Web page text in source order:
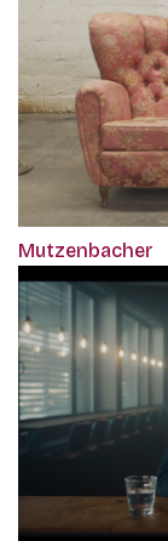
Mutzenbacher